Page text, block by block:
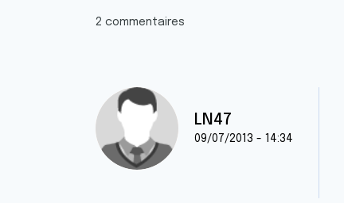
2 commentaires
LN47
09/07/2013 - 14:34